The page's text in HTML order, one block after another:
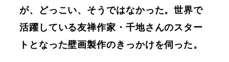
が、どっこい、そうではなかった。世界で
活躍している友禅作家・千地さんのスター
トとなった壁画製作のきっかけを伺った。